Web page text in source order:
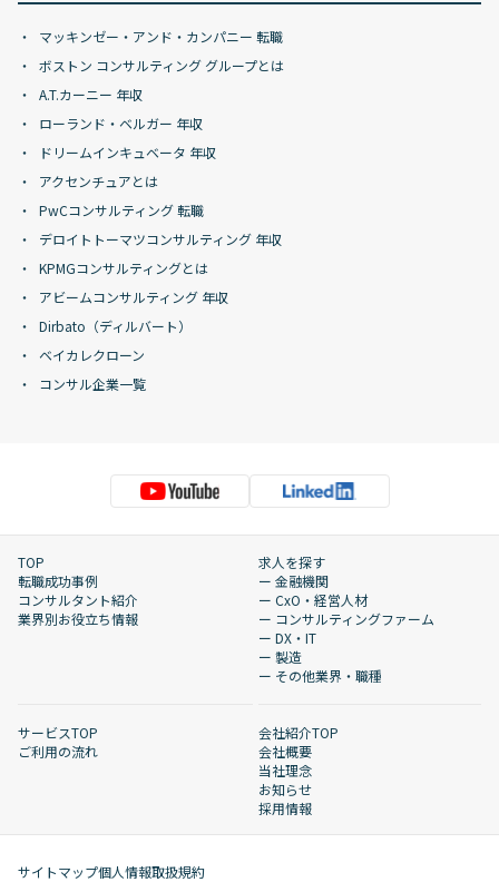
マッキンゼー・アンド・カンパニー 転職
ボストン コンサルティング グループとは
A.T.カーニー 年収
ローランド・ベルガー 年収
ドリームインキュベータ 年収
アクセンチュアとは
PwCコンサルティング 転職
デロイトトーマツコンサルティング 年収
KPMGコンサルティングとは
アビームコンサルティング 年収
Dirbato（ディルバート）
ベイカレクローン
コンサル企業一覧
TOP
転職成功事例
コンサルタント紹介
業界別お役立ち情報
求人を探す
ー 金融機関
ー CxO・経営人材
ー コンサルティングファーム
ー DX・IT
ー 製造
ー その他業界・職種
サービスTOP
ご利用の流れ
会社紹介TOP
会社概要
当社理念
お知らせ
採用情報
サイトマップ個人情報取扱規約